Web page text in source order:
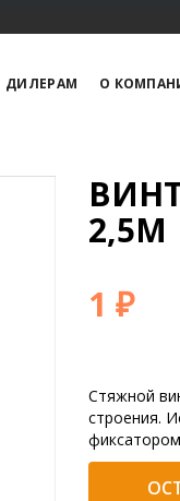
ДИЛЕРАМ О
2,5М
1 ₽
Стяжной
строения.